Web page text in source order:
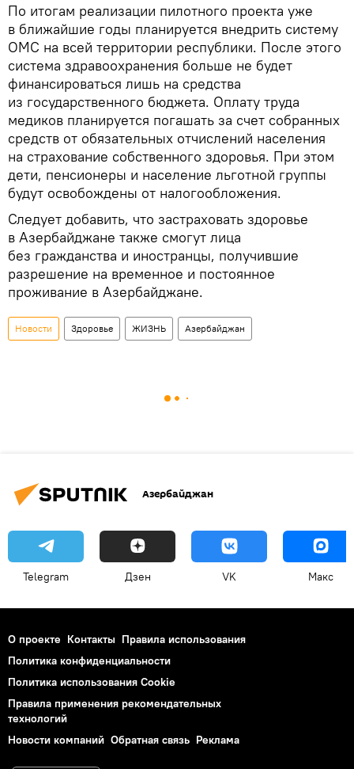
По итогам реализации пилотного проекта уже
в ближайшие годы планируется внедрить систему
ОМС на всей территории республики. После этого
система здравоохранения больше не будет
финансироваться лишь на средства
из государственного бюджета. Оплату труда
медиков планируется погашать за счет собранных
средств от обязательных отчислений населения
на страхование собственного здоровья. При этом
дети, пенсионеры и население льготной группы
будут освобождены от налогообложения.
Следует добавить, что застраховать здоровье
в Азербайджане также смогут лица
без гражданства и иностранцы, получившие
разрешение на временное и постоянное
проживание в Азербайджане.
Новости Здоровье ЖИЗНЬ Азербайджан
Азербайджан
Telegram Дзен VK Макс
О проекте Контакты Правила использования
Политика конфиденциальности
Политика использования Cookie
Правила применения рекомендательных
технологий
Новости компаний Обратная связь Реклама